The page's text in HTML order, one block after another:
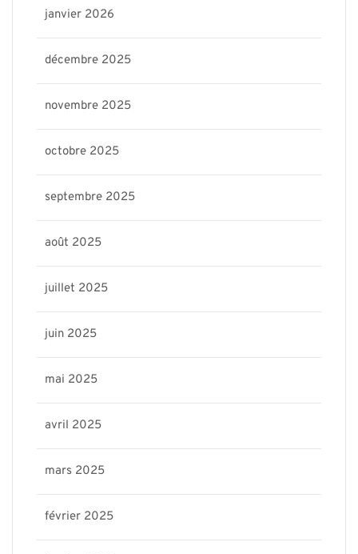
janvier 2026
décembre 2025
novembre 2025
octobre 2025
septembre 2025
août 2025
juillet 2025
juin 2025
mai 2025
avril 2025
mars 2025
février 2025